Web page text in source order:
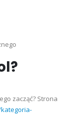
zacząć? Strona